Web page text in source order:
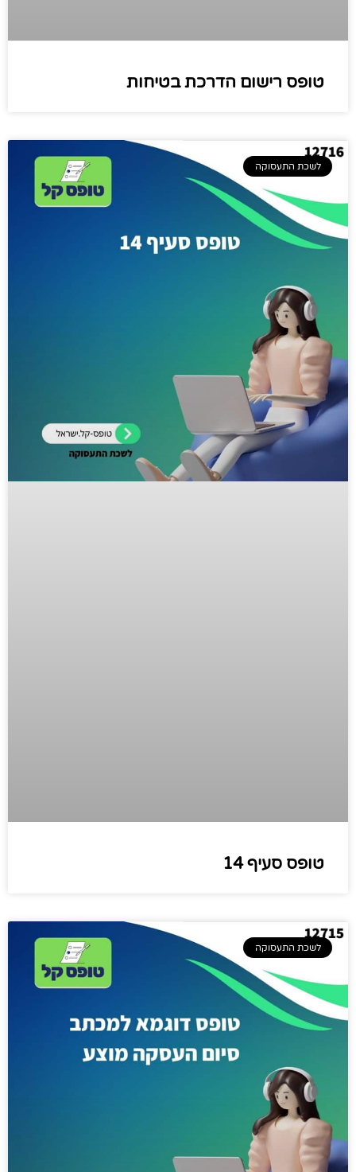
טופס רישום הדרכת בטיחות
לשכת התעסוקה
טופס סעיף 14
לשכת התעסוקה